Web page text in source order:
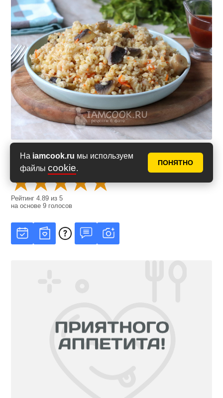
На iamcook.ru мы используем
файлы cookie.
ПОНЯТНО
Оценить рецепт
Рейтинг4.89 из5
на основе9 голосов